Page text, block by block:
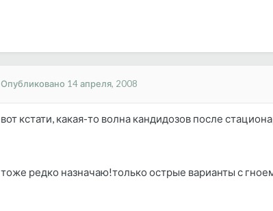
Опубликовано 14 апреля, 2008
вот кстати, какая-то волна кандидозов после
тоже редко назначаю!только острые варианты с